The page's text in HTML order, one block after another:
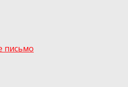
письмо